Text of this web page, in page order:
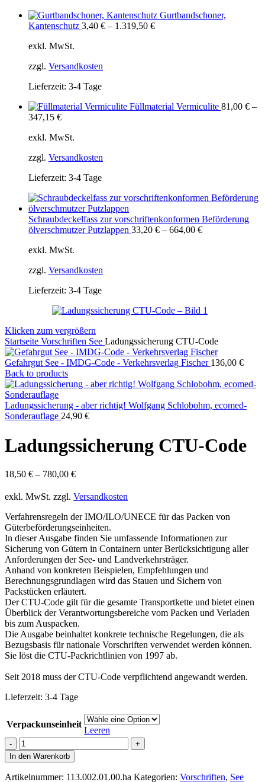
Gurtbandschoner,
Kantenschutz 3,40 € – 1.319,50 €
exkl. MwSt.
zzgl. Versandkosten
Lieferzeit: 3-4 Tage
Füllmaterial Vermiculite 81,00 € –
347,15 €
exkl. MwSt.
zzgl. Versandkosten
Lieferzeit: 3-4 Tage
Schraubdeckelfass zur vorschriftenkonformen Beförderung
ölverschmutzer Putzlappen 33,20 € – 664,00 €
exkl. MwSt.
zzgl. Versandkosten
Lieferzeit: 3-4 Tage
Klicken zum vergrößern
Startseite Vorschriften See Ladungssicherung CTU-Code
Gefahrgut See - IMDG-Code - Verkehrsverlag Fischer 136,00 €
Back to products
Ladungssicherung - aber richtig! Wolfgang Schlobohm, ecomed-
Sonderauflage 24,90 €
Ladungssicherung CTU-Code
18,50 € – 780,00 €
exkl. MwSt. zzgl. Versandkosten
Verfahrensregeln der IMO/ILO/UNECE für das Packen von
Güterbeförderungseinheiten.
In dieser Ausgabe finden Sie umfassende Informationen zur
Sicherung von Gütern in Containern unter Berücksichtigung aller
Anforderungen der See- und Landverkehrsträger.
Anhand von konkreten Beispielen, Empfehlungen und
Berechnungsgrundlagen wird das Stauen und Sichern von
Packstücken erläutert.
Der CTU-Code gilt für die gesamte Transportkette und bietet einen
Überblick der Verantwortungsbereiche vom Packen und Verladen
bis zum Auspacken.
Die Ausgabe beinhaltet konkrete technische Regelungen, die als
Bezugsbasis für nationale Vorschriften verwendet werden können.
Sie löst die CTU-Packrichtlinien von 1997 ab.
Seit 2018 muss der CTU-Code verpflichtend angewandt werden.
Lieferzeit: 3-4 Tage
Verpackunseinheit
Leeren
Ladungssicherung
CTU-
Code
Menge
In den Warenkorb
Artikelnummer: 113.002.01.00.ha Kategorien: Vorschriften, See